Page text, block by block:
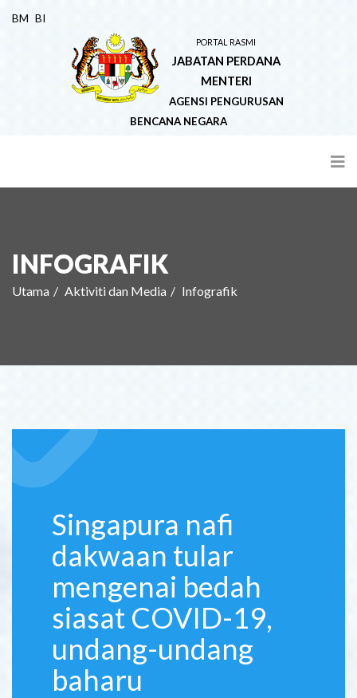
BM BI
PORTAL RASMI
JABATAN PERDANA
MENTERI
AGENSI PENGURUSAN
BENCANA NEGARA
INFOGRAFIK
Utama Aktiviti dan Media Infografik
Singapura nafi
dakwaan tular
mengenai bedah
siasat COVID-19,
undang-undang
baharu